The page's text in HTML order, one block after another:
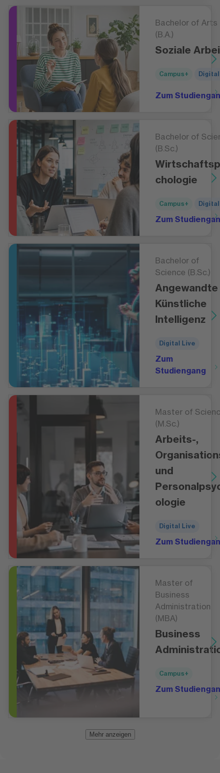
Bachelor of Arts
(B.A.)
Soziale
Campus+
Zum
Bachelor of
(B.Sc.)
chologie
Campus+
Zum
Bachelor of
Science (B.Sc.)
Angewandte
Künstliche
Intelligenz
Digital Live
Zum
Studiengang
Master of
(M.Sc.)
Arbeits-,
und
ologie
Digital Live
Zum
Master of
Business
Administration
(MBA)
Business
Campus+
Zum
Mehr anzeigen